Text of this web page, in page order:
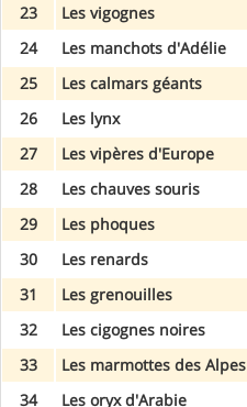
23
Les vigognes
24
Les manchots d'Adélie
25
Les calmars géants
26
Les lynx
27
Les vipères d'Europe
28
Les chauves souris
29
Les phoques
30
Les renards
31
Les grenouilles
32
Les cigognes noires
33
Les marmottes des Alpes
34
Les oryx d'Arabie